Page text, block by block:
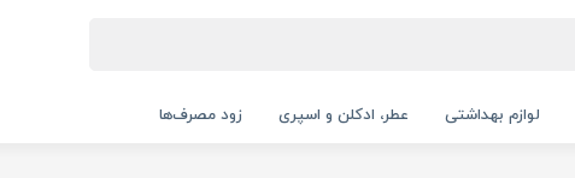
لوازم بهداشتی عطر، ادکلن و اسپری زود مصرف‌ها